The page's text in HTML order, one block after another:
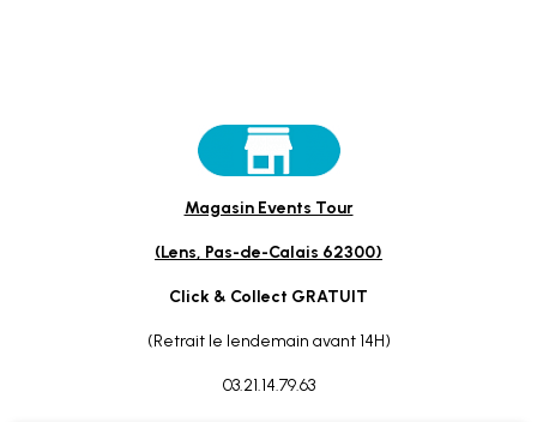
Magasin Events Tour
(Lens, Pas-de-Calais 62300)
Click & Collect GRATUIT
(Retrait le lendemain avant 14H)
03.21.14.79.63